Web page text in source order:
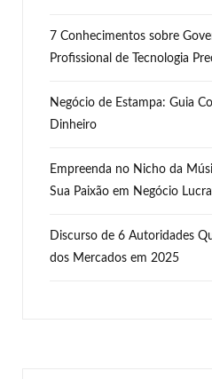
7 Conhecimentos sobre
Profissional de Tecnologia
Negócio de Estampa: Guia
Dinheiro
Empreenda no Nicho da
Sua Paixão em Negócio
Discurso de 6 Autoridades
dos Mercados em 2025